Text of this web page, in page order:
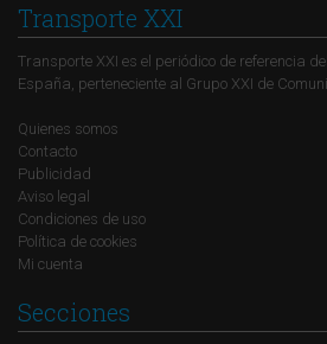
Transporte XXI
Transporte XXI es el periódico de referencia
España, perteneciente al Grupo XXI de
Quienes somos
Contacto
Publicidad
Aviso legal
Condiciones de uso
Política de cookies
Mi cuenta
Secciones